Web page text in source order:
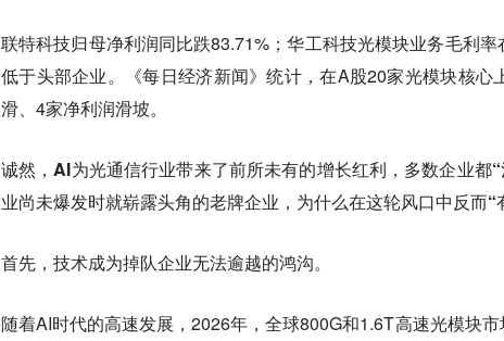
联特科技归母净利润同比跌83.71%；华工科技光模块业务毛利
低于头部企业。《每日经济新闻》统计，在A股20家光模块核心
滑、4家净利润滑坡。
诚然，AI为光通信行业带来了前所未有的增长红利，多数企业都
业尚未爆发时就崭露头角的老牌企业，为什么在这轮风口中反而“
首先，技术成为掉队企业无法逾越的鸿沟。
随着AI时代的高速发展，2026年，全球800G和1.6T高速光模块